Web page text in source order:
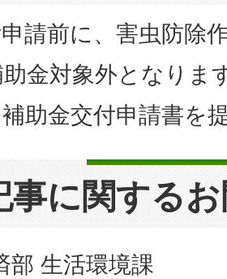
請前に、害虫防除
金対象外となりま
助金交付申請書を
事に関する
部 生活環境課